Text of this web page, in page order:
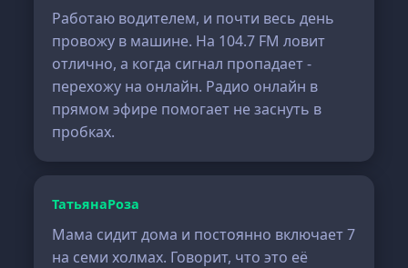
Работаю водителем, и почти весь день
провожу в машине. На 104.7 FM ловит
отлично, а когда сигнал пропадает -
перехожу на онлайн. Радио онлайн в
прямом эфире помогает не заснуть в
пробках.
ТатьянаРоза
Мама сидит дома и постоянно включает 7
на семи холмах. Говорит, что это её